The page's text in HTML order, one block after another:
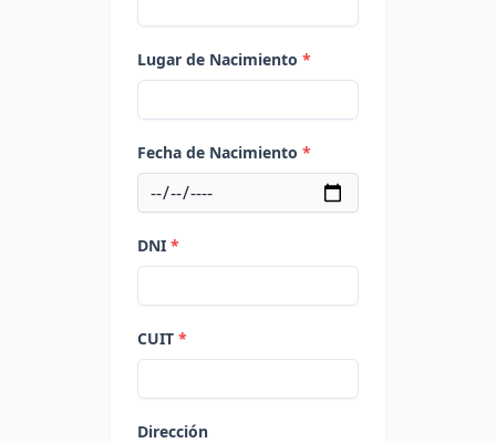
Lugar de Nacimiento *
Fecha de Nacimiento *
DNI *
CUIT *
Dirección